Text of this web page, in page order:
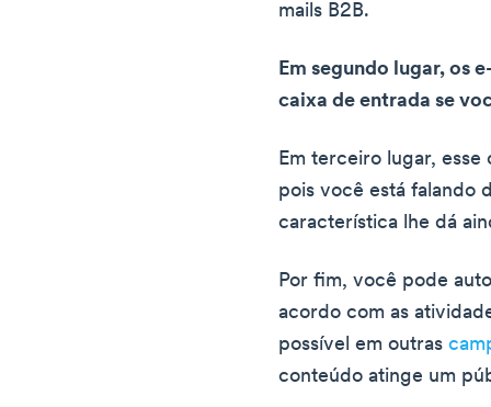
mails B2B.
Em segundo lugar, os
caixa de entrada se
Em terceiro lugar, esse
pois você está falando
característica lhe dá
Por fim, você pode
acordo com as
possível em outras
conteúdo atinge um